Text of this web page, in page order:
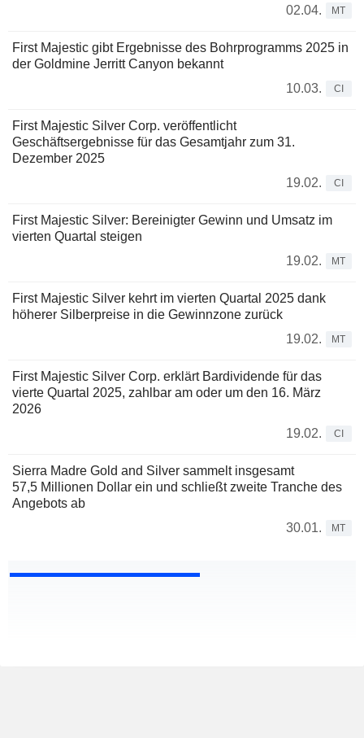
02.04.
MT
First Majestic gibt Ergebnisse des Bohrprogramms 2025 in
der Goldmine Jerritt Canyon bekannt
10.03.
CI
First Majestic Silver Corp. veröffentlicht
Geschäftsergebnisse für das Gesamtjahr zum 31.
Dezember 2025
19.02.
CI
First Majestic Silver: Bereinigter Gewinn und Umsatz im
vierten Quartal steigen
19.02.
MT
First Majestic Silver kehrt im vierten Quartal 2025 dank
höherer Silberpreise in die Gewinnzone zurück
19.02.
MT
First Majestic Silver Corp. erklärt Bardividende für das
vierte Quartal 2025, zahlbar am oder um den 16. März
2026
19.02.
CI
Sierra Madre Gold and Silver sammelt insgesamt
57,5 Millionen Dollar ein und schließt zweite Tranche des
Angebots ab
30.01.
MT